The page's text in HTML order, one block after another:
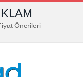
Önerileri